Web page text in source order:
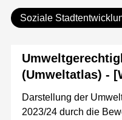
Soziale
(Umweltatlas) -
Darstellung der
2023/24 durch die